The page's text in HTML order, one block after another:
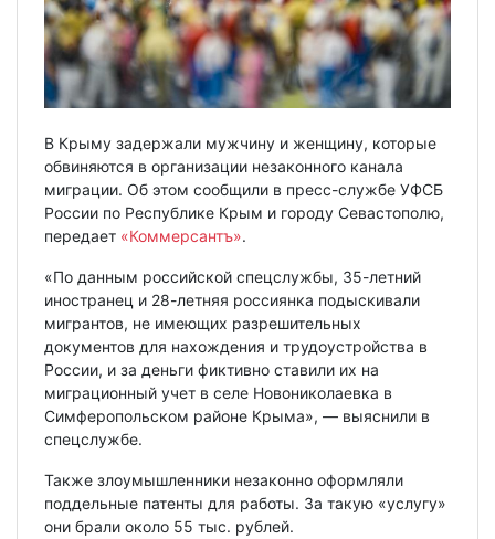
В Крыму задержали мужчину и женщину, которые
обвиняются в организации незаконного канала
миграции. Об этом сообщили в пресс-службе УФСБ
России по Республике Крым и городу Севастополю,
передает «Коммерсантъ».
«По данным российской спецслужбы, 35-летний
иностранец и 28-летняя россиянка подыскивали
мигрантов, не имеющих разрешительных
документов для нахождения и трудоустройства в
России, и за деньги фиктивно ставили их на
миграционный учет в селе Новониколаевка в
Симферопольском районе Крыма», — выяснили в
спецслужбе.
Также злоумышленники незаконно оформляли
поддельные патенты для работы. За такую «услугу»
они брали около 55 тыс. рублей.